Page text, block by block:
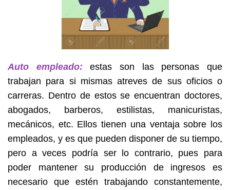
Auto empleado: estas son las personas que
trabajan para si mismas atreves de sus oficios o
carreras. Dentro de estos se encuentran doctores,
abogados, barberos, estilistas, manicuristas,
mecánicos, etc. Ellos tienen una ventaja sobre los
empleados, y es que pueden disponer de su tiempo,
pero a veces podría ser lo contrario, pues para
poder mantener su producción de ingresos es
necesario que estén trabajando constantemente,